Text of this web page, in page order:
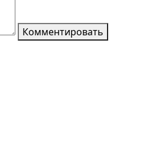
Комментировать